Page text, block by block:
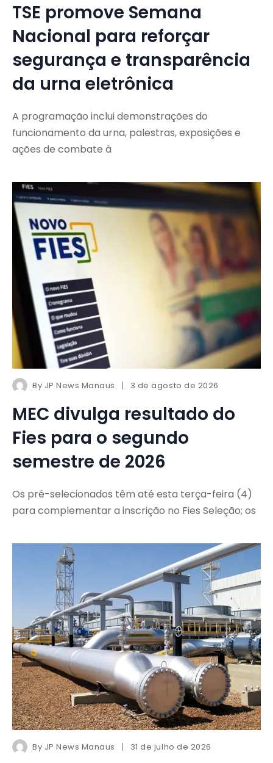
TSE promove Semana
Nacional para reforçar
segurança e transparência
da urna eletrônica
A programação inclui demonstrações do
funcionamento da urna, palestras, exposições e
ações de combate à
By JP News Manaus 3 de agosto de 2026
MEC divulga resultado do
Fies para o segundo
semestre de 2026
Os pré-selecionados têm até esta terça-feira (4)
para complementar a inscrição no Fies Seleção; os
By JP News Manaus 31 de julho de 2026